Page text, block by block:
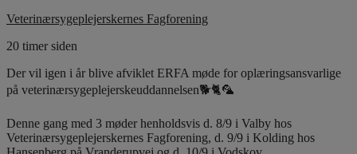
Veterinærsygeplejerskernes Fagforening
20 timer siden
Der vil igen i år blive afviklet ERFA møde for oplæringsansvarlige
på veterinærsygeplejerskeuddannelsen🐕🐈🦜
Denne gang med 3 møder henholdsvis d. 8/9 i Valby hos
Veterinærsygeplejerskernes Fagforening, d. 9/9 i Kolding hos